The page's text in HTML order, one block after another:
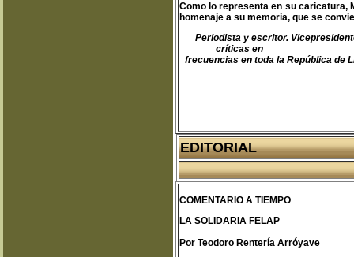
Como lo representa en su caricatura,
homenaje a su memoria, que se
Periodista y escritor.
críticas en
frecuencias en toda la República de
EDITORIAL
COMENTARIO A TIEMPO
LA SOLIDARIA FELAP
Por Teodoro Rentería Arróyave